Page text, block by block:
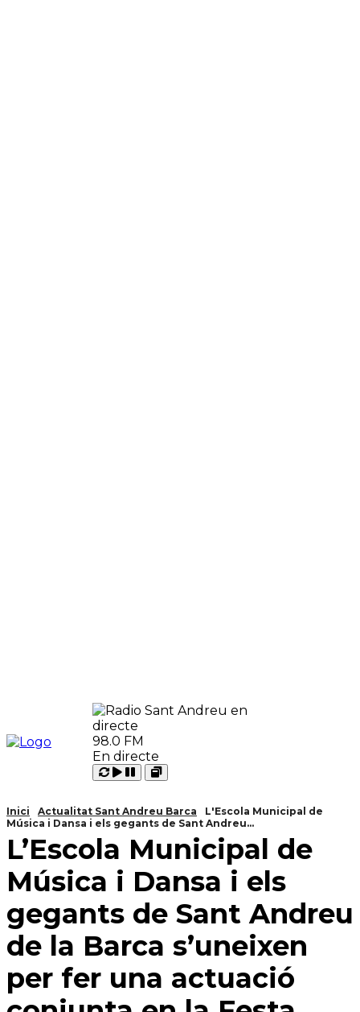
98.0 FM
En directe
Carregant
Reproduir
Pausar
Open
Inici Actualitat Sant Andreu Barca
L'Escola Municipal de
Música i Dansa i els gegants de Sant Andreu...
L’Escola Municipal de
Música i Dansa i els
gegants de Sant Andreu
de la Barca s’uneixen
per fer una actuació